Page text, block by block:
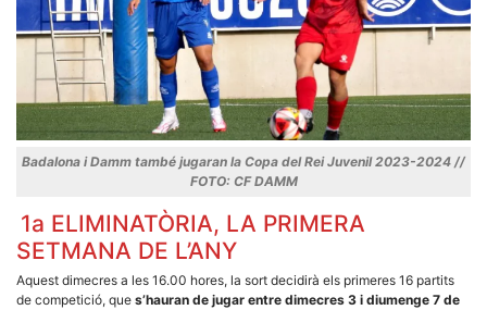
Badalona i Damm també jugaran la Copa del Rei Juvenil 2023-2024 //
FOTO: CF DAMM
1a ELIMINATÒRIA, LA PRIMERA
SETMANA DE L’ANY
Aquest dimecres a les 16.00 hores, la sort decidirà els primeres 16 partits
de competició, que s’hauran de jugar entre dimecres 3 i diumenge 7 de
Màrqueting
En compartir
els teus
interessos i
comportament
mentre
navegues pel
nostre lloc
web
incrementes
la possibilitat
de mirar
anuncis,
personalitzat.